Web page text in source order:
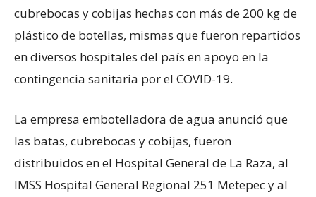
cubrebocas y cobijas hechas con más de 200 kg de
plástico de botellas, mismas que fueron repartidos
en diversos hospitales del país en apoyo en la
contingencia sanitaria por el COVID-19.
La empresa embotelladora de agua anunció que
las batas, cubrebocas y cobijas, fueron
distribuidos en el Hospital General de La Raza, al
IMSS Hospital General Regional 251 Metepec y al